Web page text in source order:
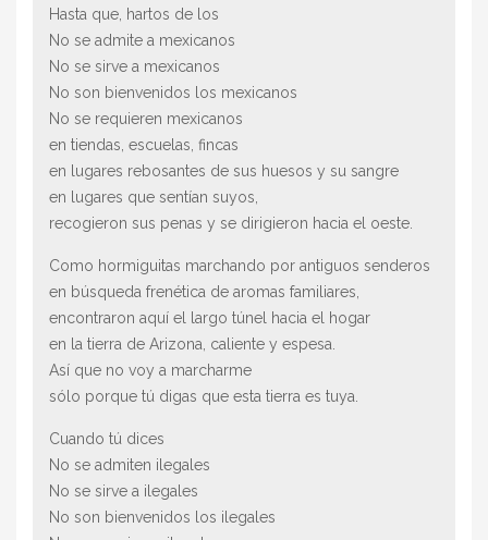
Hasta que, hartos de los
No se admite a mexicanos
No se sirve a mexicanos
No son bienvenidos los mexicanos
No se requieren mexicanos
en tiendas, escuelas, fincas
en lugares rebosantes de sus huesos y su sangre
en lugares que sentían suyos,
recogieron sus penas y se dirigieron hacia el oeste.
Como hormiguitas marchando por antiguos senderos
en búsqueda frenética de aromas familiares,
encontraron aquí el largo túnel hacia el hogar
en la tierra de Arizona, caliente y espesa.
Así que no voy a marcharme
sólo porque tú digas que esta tierra es tuya.
Cuando tú dices
No se admiten ilegales
No se sirve a ilegales
No son bienvenidos los ilegales